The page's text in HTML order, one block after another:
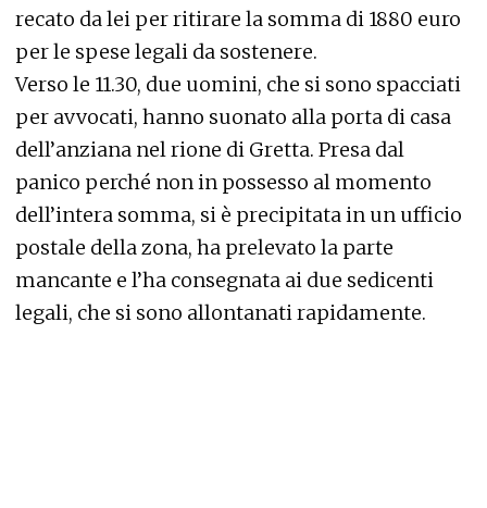
recato da lei per ritirare la somma di 1880 euro
per le spese legali da sostenere.
Verso le 11.30, due uomini, che si sono spacciati
per avvocati, hanno suonato alla porta di casa
dell’anziana nel rione di Gretta. Presa dal
panico perché non in possesso al momento
dell’intera somma, si è precipitata in un ufficio
postale della zona, ha prelevato la parte
mancante e l’ha consegnata ai due sedicenti
legali, che si sono allontanati rapidamente.